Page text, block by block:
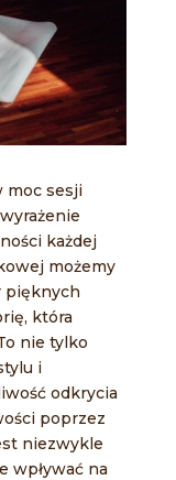
moc sesji
każdej
możemy
pięknych
która
nie tylko
i
odkrycia
poprzez
niezwykle
wpływać na